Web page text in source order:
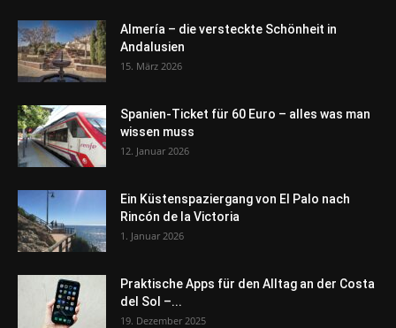
Almería – die versteckte Schönheit in
Andalusien
15. März 2026
Spanien-Ticket für 60 Euro – alles was man
wissen muss
12. Januar 2026
Ein Küstenspaziergang von El Palo nach
Rincón de la Victoria
1. Januar 2026
Praktische Apps für den Alltag an der Costa
del Sol –...
19. Dezember 2025